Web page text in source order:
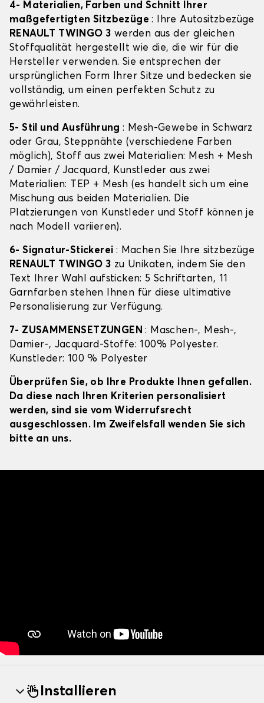
4- Materialien, Farben und Schnitt Ihrer
maßgefertigten Sitzbezüge: Ihre Autositzbezüge
RENAULT TWINGO 3 werden aus der gleichen
Stoffqualität hergestellt wie die, die wir für die
Hersteller verwenden. Sie entsprechen der
ursprünglichen Form Ihrer Sitze und bedecken sie
vollständig, um einen perfekten Schutz zu
gewährleisten.
5- Stil und Ausführung: Mesh-Gewebe in Schwarz
oder Grau, Steppnähte (verschiedene Farben
möglich), Stoff aus zwei Materialien: Mesh + Mesh
/ Damier / Jacquard, Kunstleder aus zwei
Materialien: TEP + Mesh (es handelt sich um eine
Mischung aus beiden Materialien. Die
Platzierungen von Kunstleder und Stoff können je
nach Modell variieren).
6- Signatur-Stickerei : Machen Sie Ihre sitzbezüge
RENAULT TWINGO 3 zu Unikaten, indem Sie den
Text Ihrer Wahl aufsticken: 5 Schriftarten, 11
Garnfarben stehen Ihnen für diese ultimative
Personalisierung zur Verfügung.
7- ZUSAMMENSETZUNGEN: Maschen-, Mesh-,
Damier-, Jacquard-Stoffe: 100% Polyester.
Kunstleder: 100 % Polyester
Überprüfen Sie, ob Ihre Produkte Ihnen gefallen.
Da diese nach Ihren Kriterien personalisiert
werden, sind sie vom Widerrufsrecht
ausgeschlossen. Im Zweifelsfall wenden Sie sich
bitte an uns.
Installieren